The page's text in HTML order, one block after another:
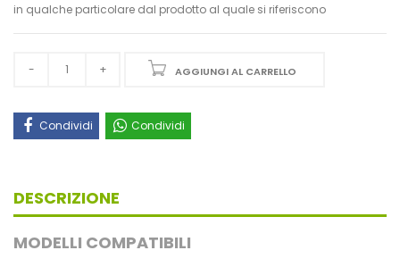
in qualche particolare dal prodotto al quale si riferiscono
AGGIUNGI AL CARRELLO
Condividi Condividi
DESCRIZIONE
MODELLI COMPATIBILI